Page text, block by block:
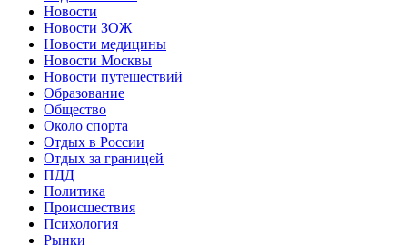
Новости
Новости ЗОЖ
Новости медицины
Новости Москвы
Новости путешествий
Образование
Общество
Около спорта
Отдых в России
Отдых за границей
ПДД
Политика
Происшествия
Психология
Рынки